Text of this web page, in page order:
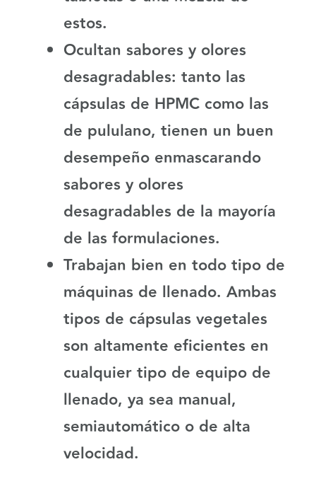
estos.
Ocultan sabores y olores
desagradables: tanto las
cápsulas de HPMC como las
de pululano, tienen un buen
desempeño enmascarando
sabores y olores
desagradables de la mayoría
de las formulaciones.
Trabajan bien en todo tipo de
máquinas de llenado. Ambas
tipos de cápsulas vegetales
son altamente eficientes en
cualquier tipo de equipo de
llenado, ya sea manual,
semiautomático o de alta
velocidad.